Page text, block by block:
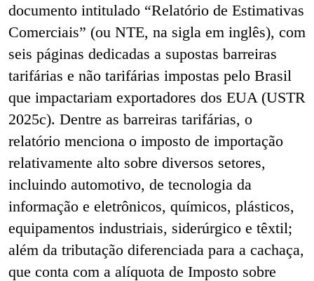
documento intitulado “Relatório de Estimativas
Comerciais” (ou NTE, na sigla em inglês), com
seis páginas dedicadas a supostas barreiras
tarifárias e não tarifárias impostas pelo Brasil
que impactariam exportadores dos EUA (USTR
2025c). Dentre as barreiras tarifárias, o
relatório menciona o imposto de importação
relativamente alto sobre diversos setores,
incluindo automotivo, de tecnologia da
informação e eletrônicos, químicos, plásticos,
equipamentos industriais, siderúrgico e têxtil;
além da tributação diferenciada para a cachaça,
que conta com a alíquota de Imposto sobre